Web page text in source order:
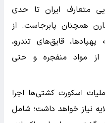
متعارف ایران تا حدی
همچنان پابرجاست. از
قایق‌های تندرو،
از مواد منفجره و حتی
اسکورت کشتی‌ها اجرا
نیاز خواهد داشت؛ شامل